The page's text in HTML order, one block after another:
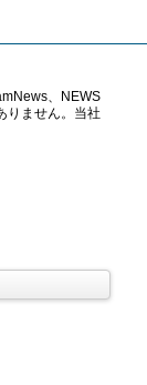
、NEWS
りません。当社